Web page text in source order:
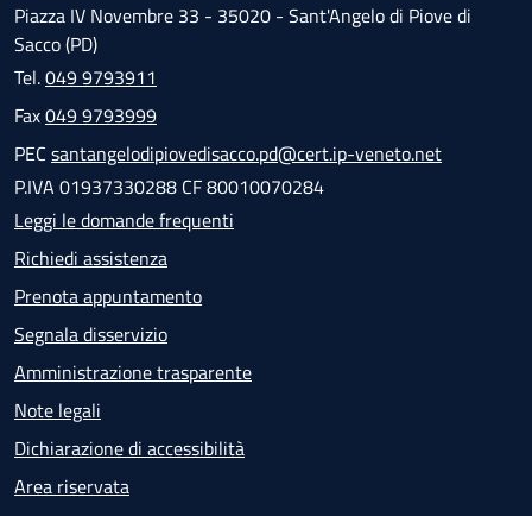
Piazza IV Novembre 33 - 35020 - Sant'Angelo di Piove di
Sacco (PD)
Tel.049 9793911
Fax049 9793999
PEC santangelodipiovedisacco.pd@cert.ip-veneto.net
P.IVA 01937330288 CF 80010070284
Leggi le domande frequenti
Richiedi assistenza
Prenota appuntamento
Segnala disservizio
Amministrazione trasparente
Note legali
Dichiarazione di accessibilità
Area riservata